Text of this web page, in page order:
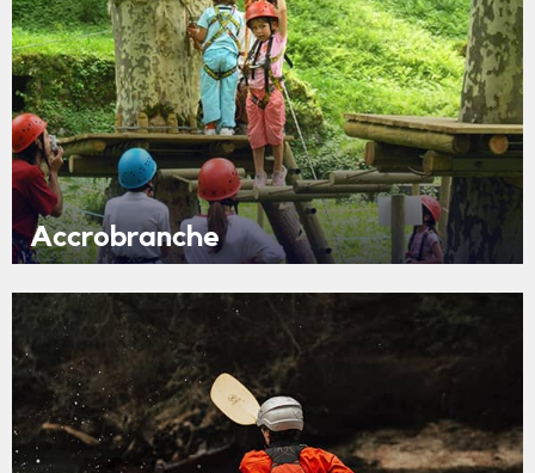
Accrobranche